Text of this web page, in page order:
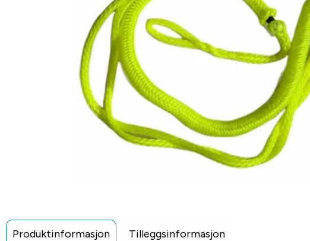
Produktinformasjon Tilleggsinformasjon